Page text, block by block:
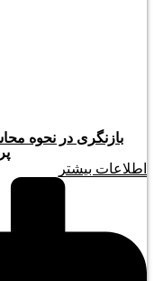
بازنگری در نحوه
اطلاعات بیشتر